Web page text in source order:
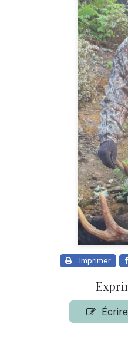
Imprimer